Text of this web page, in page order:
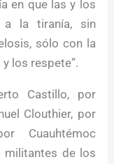
en que las y los
a la tiranía, sin
sólo con la
los respete”.
Castillo, por
Clouthier, por
Cuauhtémoc
militantes de los